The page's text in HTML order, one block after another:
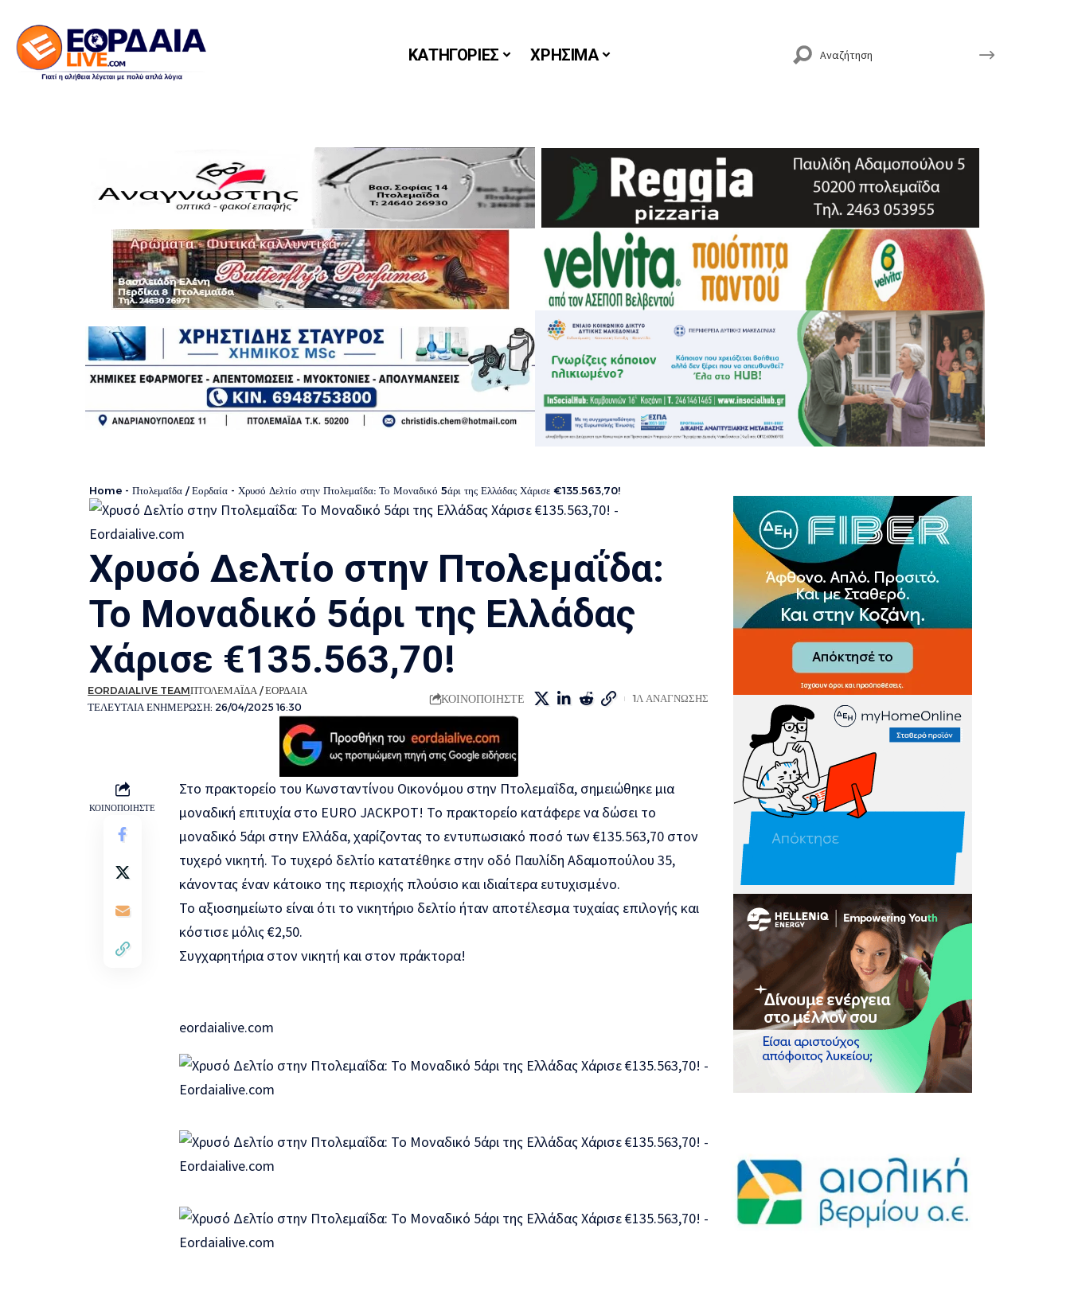
ΚΑΤΗΓΟΡΙΕΣ ΧΡΗΣΙΜΑ
Home - Πτολεμαΐδα / Εορδαία - Χρυσό Δελτίο στην Πτολεμαΐδα: Το Μοναδικό 5άρι της Ελλάδας Χάρισε €135.563,70!
Χρυσό Δελτίο στην Πτολεμαΐδα:
Το Μοναδικό 5άρι της Ελλάδας
Χάρισε €135.563,70!
ΤΕΛΕΥΤΑΙΑ ΕΝΗΜΕΡΩΣΗ: 26/04/2025 16:30
EORDAIALIVE TEAMΠΤΟΛΕΜΑΪΔΑ / ΕΟΡΔΑΙΑ
ΚΟΙΝΟΠΟΙΗΣΤΕ 1Λ ΑΝΑΓΝΩΣΗΣ
ΚΟΙΝΟΠΟΙΗΣΤΕ
Στο πρακτορείο του Κωνσταντίνου Οικονόμου στην Πτολεμαΐδα, σημειώθηκε μια
μοναδική επιτυχία στο EURO JACKPOT! Το πρακτορείο κατάφερε να δώσει το
μοναδικό 5άρι στην Ελλάδα, χαρίζοντας το εντυπωσιακό ποσό των €135.563,70 στον
τυχερό νικητή. Το τυχερό δελτίο κατατέθηκε στην οδό Παυλίδη Αδαμοπούλου 35,
κάνοντας έναν κάτοικο της περιοχής πλούσιο και ιδιαίτερα ευτυχισμένο.
Το αξιοσημείωτο είναι ότι το νικητήριο δελτίο ήταν αποτέλεσμα τυχαίας επιλογής και
κόστισε μόλις €2,50.
Συγχαρητήρια στον νικητή και στον πράκτορα!
eordaialive.com